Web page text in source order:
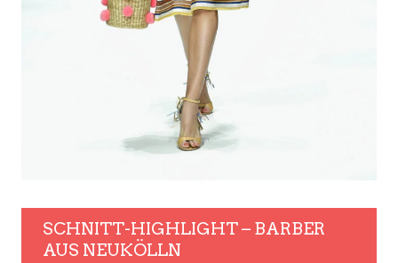
SCHNITT-HIGHLIGHT – BARBER
AUS NEUKÖLLN